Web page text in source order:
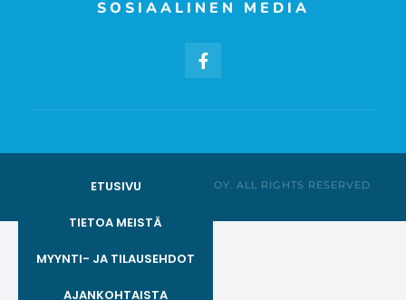
SOSIAALINEN MEDIA
ETUSIVU
TIETOA MEISTÄ
MYYNTI- JA TILAUSEHDOT
AJANKOHTAISTA
© AGENTUURILIIKE CAMEE OY. ALL RIGHTS RESERVED